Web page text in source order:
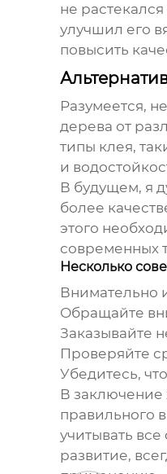
не
улучшил его
повысить
Разумеется,
дерева от
типы клея,
и
В будущем, я
более
этого
современных
Несколько
Внимательно
Обращайте
Заказывайте
Проверяйте
Убедитесь,
В заключение
правильного
учитывать
развитие,